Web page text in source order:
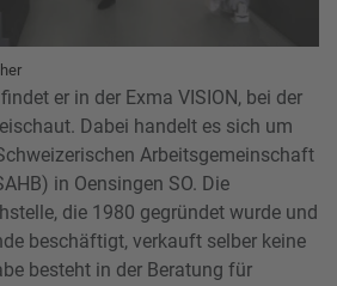
er in der Exma VISION, bei der
Dabei handelt es sich um
Arbeitsgemeinschaft
in Oensingen SO. Die
die 1980 gegründet wurde und
beschäftigt, verkauft selber keine
besteht in der Beratung für